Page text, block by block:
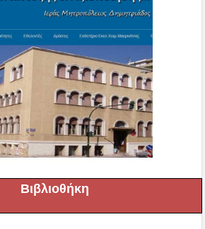
Βιβλιοθήκη